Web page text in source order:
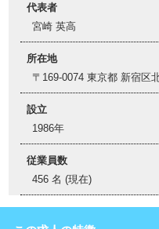
代表者
宮崎 英高
所在地
〒169-0074 東京都 新宿区
設立
1986年
従業員数
456 名 (現在)